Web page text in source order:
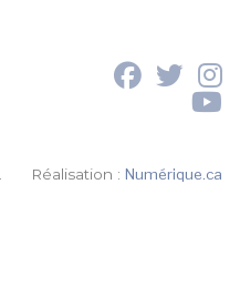
Réalisation :Numérique.ca